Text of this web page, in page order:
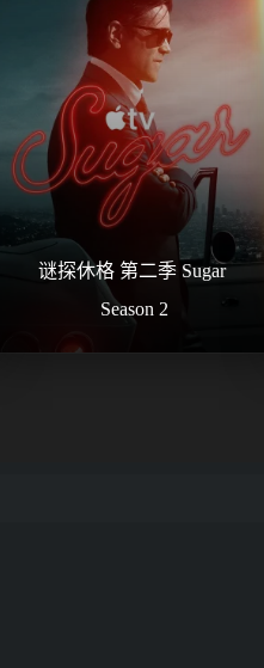
谜探休格 第二季 Sugar
Season 2